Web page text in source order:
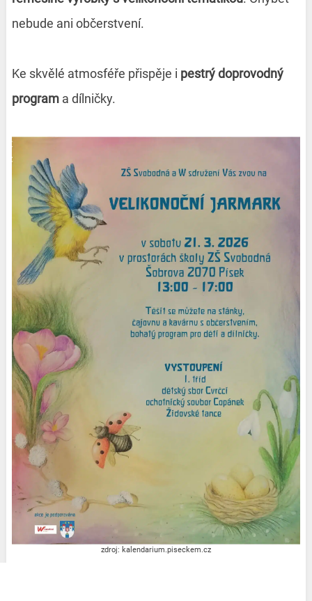
nebude ani občerstvení.
Ke skvělé atmosféře přispěje i pestrý doprovodný
programa dílničky.
zdroj: kalendarium.piseckem.cz